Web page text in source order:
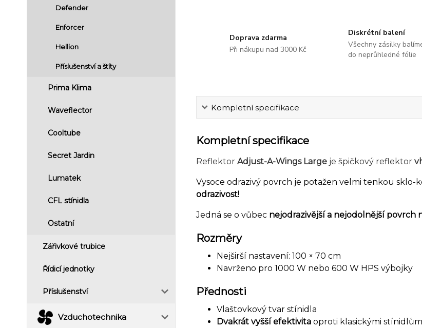
Defender
Enforcer
Hellion
Příslušenství a štíty
Prima Klima
Waveflector
Cooltube
Secret Jardin
Lumatek
CFL stínidla
Ostatní
Zářivkové trubice
Řídicí jednotky
Příslušenství
Vzduchotechnika
Doprava zdarma
Při nákupu nad 3000 Kč
Diskrétní balení
Všechny zásilky
do neprůhledné fólie
Kompletní specifikace
Kompletní specifikace
Reflektor Adjust-A-Wings Largeje špičkový reflektor
Vysoce odrazivý povrch je potažen velmi tenkou
odrazivost!
Jedná se o vůbec nejodrazivější a nejodolnější povrch
Rozměry
Nejširší nastavení: 100 × 70 cm
Navrženo pro 1000 W nebo 600 W HPS výbojky
Přednosti
Vlaštovkový tvar stínidla
Dvakrát vyšší efektivitaoproti klasickými stínidlům